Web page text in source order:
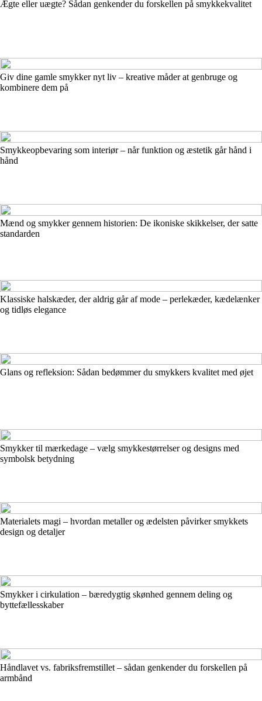
Ægte eller uægte? Sådan genkender du forskellen på smykkekvalitet
Giv dine gamle smykker nyt liv – kreative måder at genbruge og
kombinere dem på
Smykkeopbevaring som interiør – når funktion og æstetik går hånd i
hånd
Mænd og smykker gennem historien: De ikoniske skikkelser, der satte
standarden
Klassiske halskæder, der aldrig går af mode – perlekæder, kædelænker
og tidløs elegance
Glans og refleksion: Sådan bedømmer du smykkers kvalitet med øjet
Smykker til mærkedage – vælg smykkestørrelser og designs med
symbolsk betydning
Materialets magi – hvordan metaller og ædelsten påvirker smykkets
design og detaljer
Smykker i cirkulation – bæredygtig skønhed gennem deling og
byttefællesskaber
Håndlavet vs. fabriksfremstillet – sådan genkender du forskellen på
armbånd